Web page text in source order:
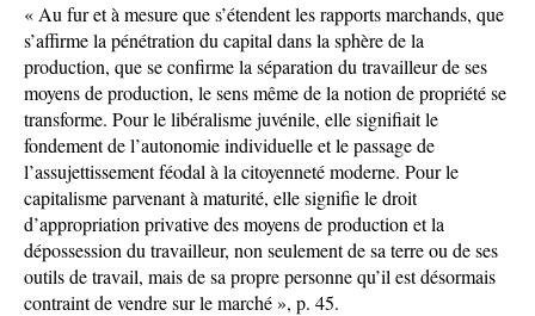
« Au fur et à mesure que s’étendent les rapports marchands, que
s’affirme la pénétration du capital dans la sphère de la
production, que se confirme la séparation du travailleur de ses
moyens de production, le sens même de la notion de propriété se
transforme. Pour le libéralisme juvénile, elle signifiait le
fondement de l’autonomie individuelle et le passage de
l’assujettissement féodal à la citoyenneté moderne. Pour le
capitalisme parvenant à maturité, elle signifie le droit
d’appropriation privative des moyens de production et la
dépossession du travailleur, non seulement de sa terre ou de ses
outils de travail, mais de sa propre personne qu’il est désormais
contraint de vendre sur le marché », p. 45.